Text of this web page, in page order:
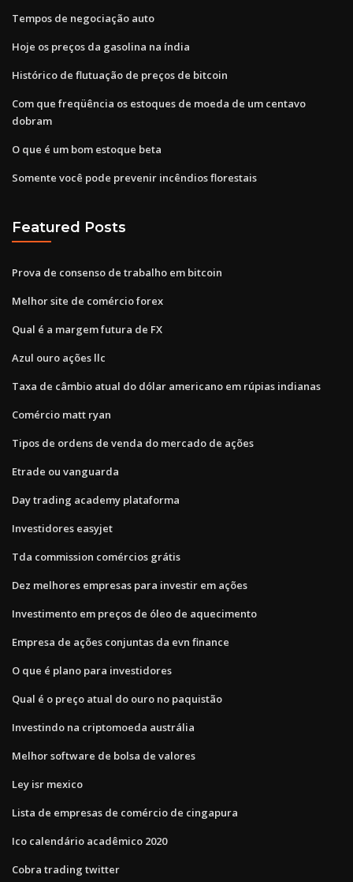
Tempos de negociação auto
Hoje os preços da gasolina na índia
Histórico de flutuação de preços de bitcoin
Com que freqüência os estoques de moeda de um centavo
dobram
O que é um bom estoque beta
Somente você pode prevenir incêndios florestais
Featured Posts
Prova de consenso de trabalho em bitcoin
Melhor site de comércio forex
Qual é a margem futura de FX
Azul ouro ações llc
Taxa de câmbio atual do dólar americano em rúpias indianas
Comércio matt ryan
Tipos de ordens de venda do mercado de ações
Etrade ou vanguarda
Day trading academy plataforma
Investidores easyjet
Tda commission comércios grátis
Dez melhores empresas para investir em ações
Investimento em preços de óleo de aquecimento
Empresa de ações conjuntas da evn finance
O que é plano para investidores
Qual é o preço atual do ouro no paquistão
Investindo na criptomoeda austrália
Melhor software de bolsa de valores
Ley isr mexico
Lista de empresas de comércio de cingapura
Ico calendário acadêmico 2020
Cobra trading twitter